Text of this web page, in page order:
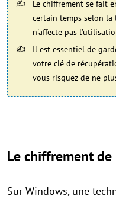
Le chiffrement se fait
certain temps selon
n'affecte pas
Il est essentiel de
votre clé de
vous risquez de ne
Le chiffrement
Sur Windows, une